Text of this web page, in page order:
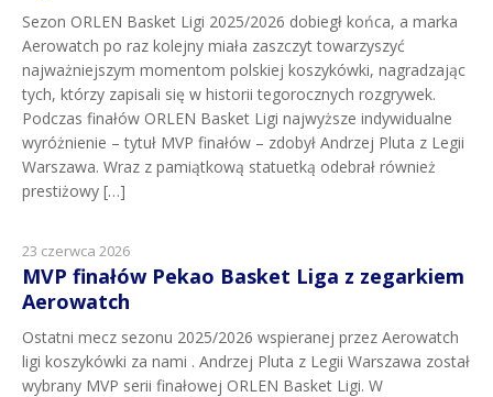
Sezon ORLEN Basket Ligi 2025/2026 dobiegł końca, a marka
Aerowatch po raz kolejny miała zaszczyt towarzyszyć
najważniejszym momentom polskiej koszykówki, nagradzając
tych, którzy zapisali się w historii tegorocznych rozgrywek.
Podczas finałów ORLEN Basket Ligi najwyższe indywidualne
wyróżnienie – tytuł MVP finałów – zdobył Andrzej Pluta z Legii
Warszawa. Wraz z pamiątkową statuetką odebrał również
prestiżowy […]
23 czerwca 2026
MVP finałów Pekao Basket Liga z zegarkiem
Aerowatch
Ostatni mecz sezonu 2025/2026 wspieranej przez Aerowatch
ligi koszykówki za nami . Andrzej Pluta z Legii Warszawa został
wybrany MVP serii finałowej ORLEN Basket Ligi. W